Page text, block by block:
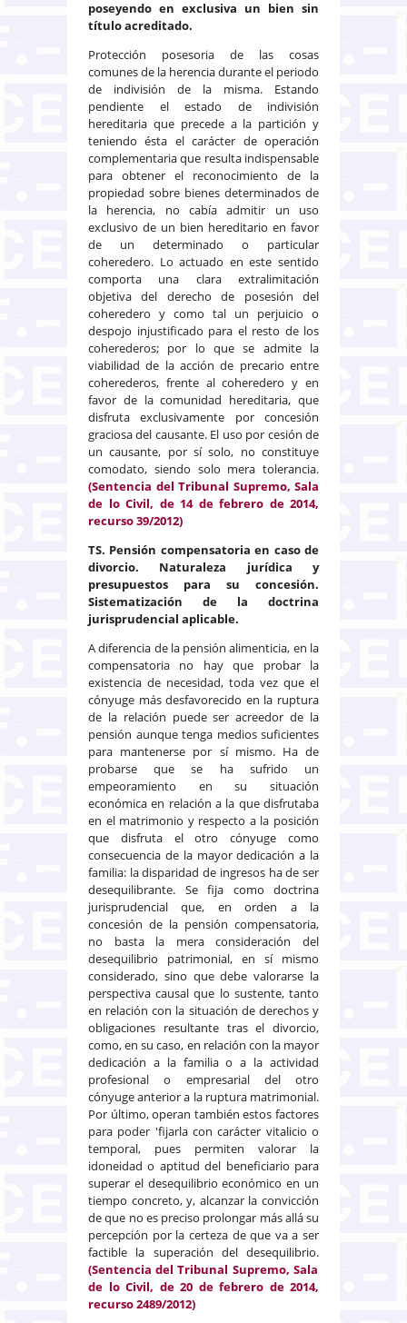
poseyendo en exclusiva un bien sin
título acreditado.
Protección posesoria de las cosas
comunes de la herencia durante el periodo
de indivisión de la misma. Estando
pendiente el estado de indivisión
hereditaria que precede a la partición y
teniendo ésta el carácter de operación
complementaria que resulta indispensable
para obtener el reconocimiento de la
propiedad sobre bienes determinados de
la herencia, no cabía admitir un uso
exclusivo de un bien hereditario en favor
de un determinado o particular
coheredero. Lo actuado en este sentido
comporta una clara extralimitación
objetiva del derecho de posesión del
coheredero y como tal un perjuicio o
despojo injustificado para el resto de los
coherederos; por lo que se admite la
viabilidad de la acción de precario entre
coherederos, frente al coheredero y en
favor de la comunidad hereditaria, que
disfruta exclusivamente por concesión
graciosa del causante. El uso por cesión de
un causante, por sí solo, no constituye
comodato, siendo solo mera tolerancia.
(Sentencia del Tribunal Supremo, Sala
de lo Civil, de 14 de febrero de 2014,
recurso 39/2012)
TS. Pensión compensatoria en caso de
divorcio. Naturaleza jurídica y
presupuestos para su concesión.
Sistematización de la doctrina
jurisprudencial aplicable.
A diferencia de la pensión alimenticia, en la
compensatoria no hay que probar la
existencia de necesidad, toda vez que el
cónyuge más desfavorecido en la ruptura
de la relación puede ser acreedor de la
pensión aunque tenga medios suficientes
para mantenerse por sí mismo. Ha de
probarse que se ha sufrido un
empeoramiento en su situación
económica en relación a la que disfrutaba
en el matrimonio y respecto a la posición
que disfruta el otro cónyuge como
consecuencia de la mayor dedicación a la
familia: la disparidad de ingresos ha de ser
desequilibrante. Se fija como doctrina
jurisprudencial que, en orden a la
concesión de la pensión compensatoria,
no basta la mera consideración del
desequilibrio patrimonial, en sí mismo
considerado, sino que debe valorarse la
perspectiva causal que lo sustente, tanto
en relación con la situación de derechos y
obligaciones resultante tras el divorcio,
como, en su caso, en relación con la mayor
dedicación a la familia o a la actividad
profesional o empresarial del otro
cónyuge anterior a la ruptura matrimonial.
Por último, operan también estos factores
para poder 'fijarla con carácter vitalicio o
temporal, pues permiten valorar la
idoneidad o aptitud del beneficiario para
superar el desequilibrio económico en un
tiempo concreto, y, alcanzar la convicción
de que no es preciso prolongar más allá su
percepción por la certeza de que va a ser
factible la superación del desequilibrio.
(Sentencia del Tribunal Supremo, Sala
de lo Civil, de 20 de febrero de 2014,
recurso 2489/2012)